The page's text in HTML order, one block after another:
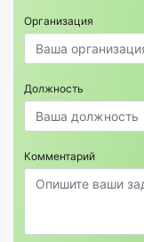
Организация
Должность
Комментарий